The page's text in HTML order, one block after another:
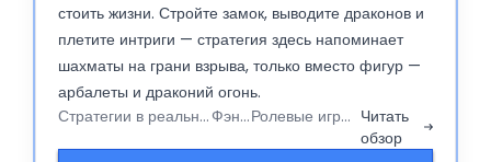
стоить жизни. Стройте замок, выводите драконов и
плетите интриги — стратегия здесь напоминает
шахматы на грани взрыва, только вместо фигур —
арбалеты и драконий огонь.
Стратегии в реальном времени
Фэнтези Ролевые игры (RPG) Читать
обзор